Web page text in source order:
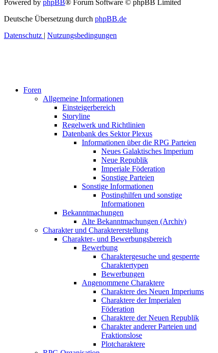
Powered by phpBB® Forum Software © phpBB Limited
Deutsche Übersetzung durch phpBB.de
Datenschutz | Nutzungsbedingungen
Foren
Allgemeine Informationen
Einsteigerbereich
Storyline
Regelwerk und Richtlinien
Datenbank des Sektor Plexus
Informationen über die RPG Parteien
Neues Galaktisches Imperium
Neue Republik
Imperiale Föderation
Sonstige Parteien
Sonstige Informationen
Postinghilfen und sonstige
Informationen
Bekanntmachungen
Alte Bekanntmachungen (Archiv)
Charakter und Charaktererstellung
Charakter- und Bewerbungsbereich
Bewerbung
Charaktergesuche und gesperrte
Charaktertypen
Bewerbungen
Angenommene Charaktere
Charaktere des Neuen Imperiums
Charaktere der Imperialen
Föderation
Charaktere der Neuen Republik
Charakter anderer Parteien und
Fraktionslose
Plotcharaktere